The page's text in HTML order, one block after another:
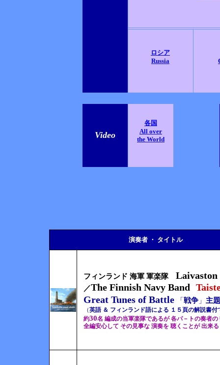
ロシア
Russia
Video
各国
All over
the World
演奏者 ・ タイトル
フィンランド 海軍 軍楽隊
／The Finnish Navy Band
Great Tunes of Battle
「戦争」 主
（英語 ＆ フィンランド語による １５頁の解説書付
約30名 編成の当軍楽隊であるが 各パ－トの奏者の
全編安心して その見事な 演奏を 聴くことが 出来る